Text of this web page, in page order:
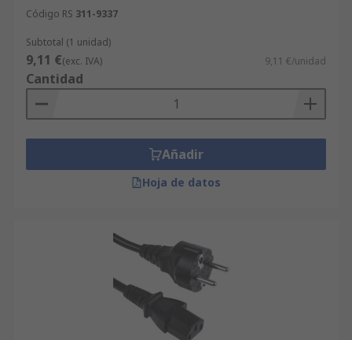
Código RS 311-9337
Subtotal (1 unidad)
9,11 €(exc. IVA) 9,11 €/unidad
Cantidad
Añadir
Hoja de datos